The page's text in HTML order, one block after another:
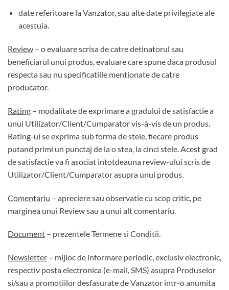
date referitoare la Vanzator, sau alte date privilegiate ale
acestuia.
Review – o evaluare scrisa de catre detinatorul sau
beneficiarul unui produs, evaluare care spune daca produsul
respecta sau nu specificatiile mentionate de catre
producator.
Rating – modalitate de exprimare a gradului de satisfactie a
unui Utilizator/Client/Cumparator vis-à-vis de un produs.
Rating-ul se exprima sub forma de stele, fiecare produs
putand primi un punctaj de la o stea, la cinci stele. Acest grad
de satisfactie va fi asociat intotdeauna review-ului scris de
Utilizator/Client/Cumparator asupra unui produs.
Comentariu – apreciere sau observatie cu scop critic, pe
marginea unui Review sau a unui alt comentariu.
Document – prezentele Termene si Conditii.
Newsletter – mijloc de informare periodic, exclusiv electronic,
respectiv posta electronica (e-mail, SMS) asupra Produselor
si/sau a promotiilor desfasurate de Vanzator intr-o anumita